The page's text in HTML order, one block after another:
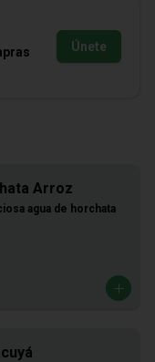
Únete
Arroz
agua de horchata